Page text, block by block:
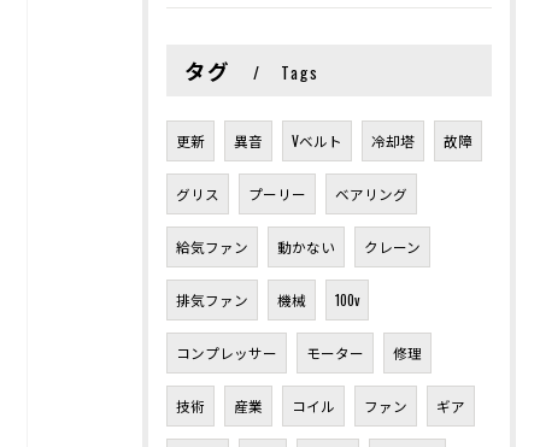
タグ Tags
更新 異音 Vベルト 冷却塔 故障
グリス プーリー ベアリング
給気ファン 動かない クレーン
排気ファン 機械 100v
コンプレッサー モーター 修理
技術 産業 コイル ファン ギア